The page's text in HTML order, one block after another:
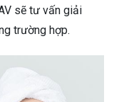
sẽ tư vấn giải
trường hợp.